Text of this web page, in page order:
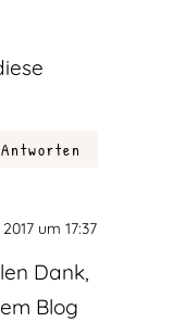
Antworten
um 17:37
Dank,
Blog